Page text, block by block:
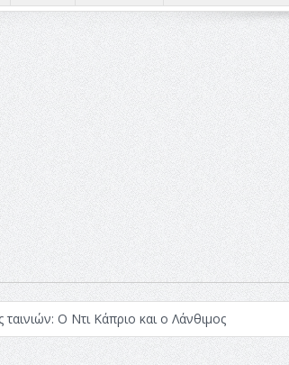
ταινιών: Ο Ντι Κάπριο και ο Λάνθιμος
η απόλυτη αντισυμβατική καλοκαιρινή